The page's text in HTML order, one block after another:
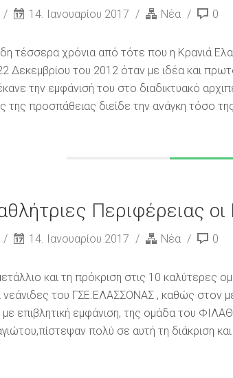
14. Ιανουαρίου 2017 Νέα 0
τέσσερα χρόνια από τότε που η Κρανιά
Δεκεμβρίου του 2012 όταν με ιδέα και
την εμφάνισή του στο διαδικτυακό
της προσπάθειας διείδε την ανάγκη τόσο
Περιφέρειας
14. Ιανουαρίου 2017 Νέα 0
και τη πρόκριση στις 10 καλύτερες
νεάνιδες του ΓΣΕ.ΕΛΑΣΣΟΝΑΣ , καθώς στον
με επιβλητική εμφάνιση, της ομάδα του
πολύ σε αυτή τη διάκριση